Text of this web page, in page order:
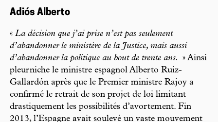
Adiós Alberto
« La décision que j’ai prise n’est pas seulement
d’abandonner le ministère de la Justice, mais aussi
d’abandonner la politique au bout de trente ans.
» Ainsi
pleurniche le ministre espagnol Alberto Ruiz-
Gallardón après que le Premier ministre Rajoy a
confirmé le retrait de son projet de loi limitant
drastiquement les possibilités d’avortement. Fin
2013, l’Espagne avait soulevé un vaste mouvement